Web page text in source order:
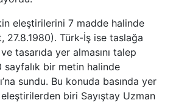
eleştirilerini 7 madde halinde
27.8.1980). Türk-İş ise taslağa
tasarıda yer almasını talep
sayfalık bir metin halinde
sundu. Bu konuda basında yer
biri Sayıştay Uzman